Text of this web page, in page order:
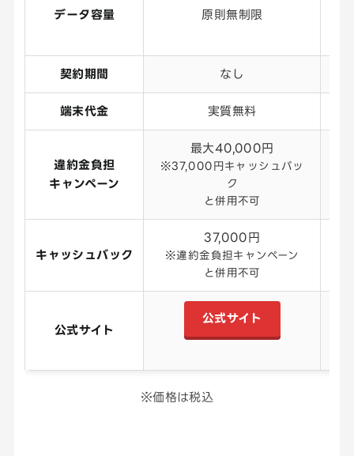
データ容量 原則無制限
契約期間 なし
端末代金 実質無料
違約金負担
キャンペーン
最大40,000円
※37,000円キャッシュバッ
ク
と併用不可
キャッシュバック
37,000円
※違約金負担キャンペーン
と併用不可
公式サイト
公式サイト
※価格は税込